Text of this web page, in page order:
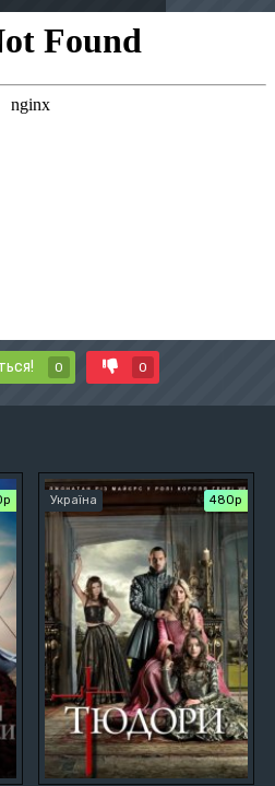
0 0
Україна 480p